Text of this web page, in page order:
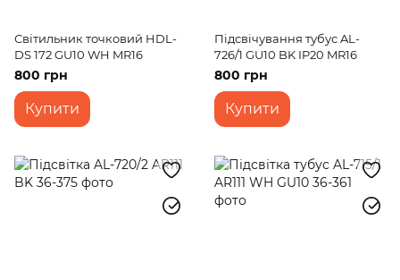
Світильник точковий HDL-
DS 172 GU10 WH MR16
800 грн
Купити
Підсвічування тубус AL-
726/1 GU10 BK IP20 MR16
800 грн
Купити